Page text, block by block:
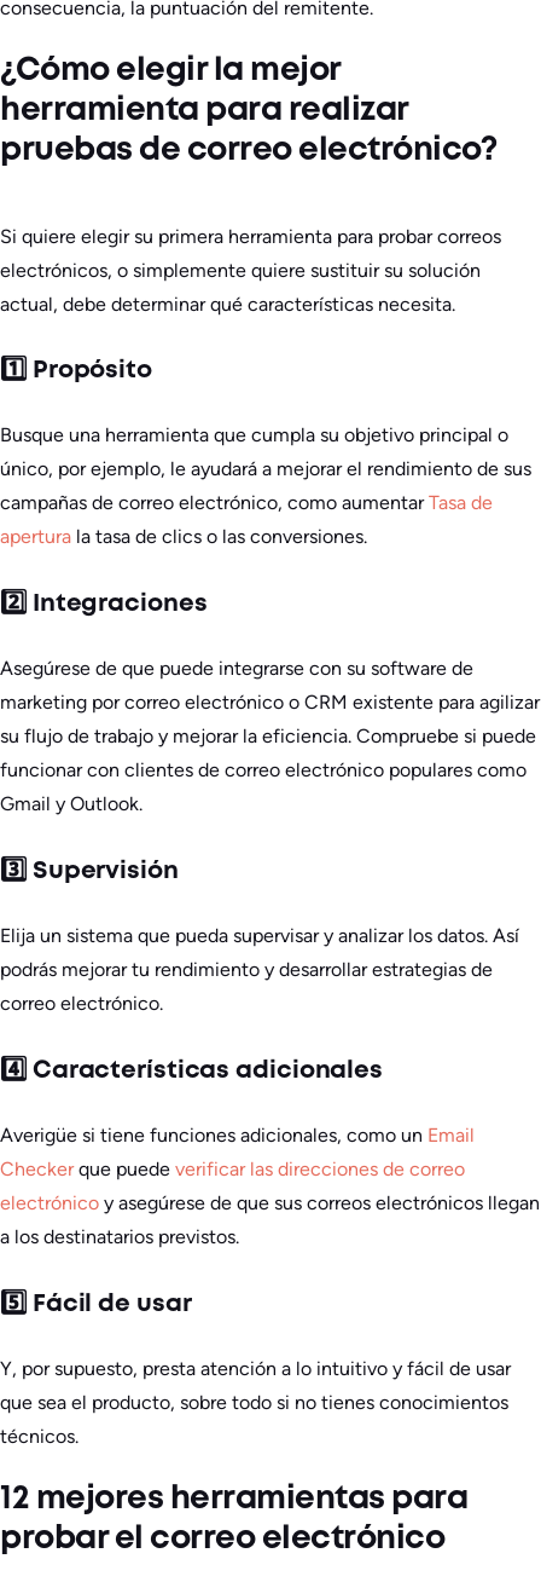
consecuencia, la puntuación del remitente.
¿Cómo elegir la mejor
herramienta para realizar
pruebas de correo electrónico?
Si quiere elegir su primera herramienta para probar correos
electrónicos, o simplemente quiere sustituir su solución
actual, debe determinar qué características necesita.
1️⃣ Propósito
Busque una herramienta que cumpla su objetivo principal o
único, por ejemplo, le ayudará a mejorar el rendimiento de sus
campañas de correo electrónico, como aumentarTasa de
apertura la tasa de clics o las conversiones.
2️⃣ Integraciones
Asegúrese de que puede integrarse con su software de
marketing por correo electrónico o CRM existente para agilizar
su flujo de trabajo y mejorar la eficiencia. Compruebe si puede
funcionar con clientes de correo electrónico populares como
Gmail y Outlook.
3️⃣ Supervisión
Elija un sistema que pueda supervisar y analizar los datos. Así
podrás mejorar tu rendimiento y desarrollar estrategias de
correo electrónico.
4️⃣ Características adicionales
Averigüe si tiene funciones adicionales, como un Email
Checkerque puede verificar las direcciones de correo
electrónico y asegúrese de que sus correos electrónicos llegan
a los destinatarios previstos.
5️⃣ Fácil de usar
Y, por supuesto, presta atención a lo intuitivo y fácil de usar
que sea el producto, sobre todo si no tienes conocimientos
técnicos.
12 mejores herramientas para
probar el correo electrónico